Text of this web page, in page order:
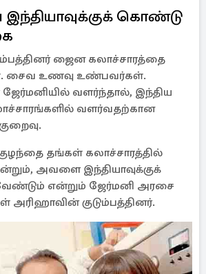
கொண்டு
ஜைன கலாச்சாரத்தை
சைவ உணவு உண்பவர்கள்.
வளர்ந்தால், இந்திய
வளர்வதற்கான
தங்கள் கலாச்சாரத்தில்
அவளை இந்தியாவுக்குக்
என்றும் ஜேர்மனி அரசை
அரிஹாவின் குடும்பத்தினர்.